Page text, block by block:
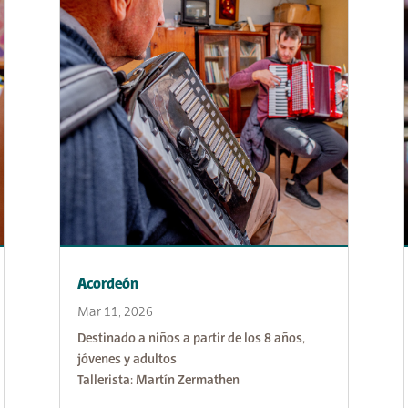
Acordeón
Mar 11, 2026
Destinado a niños a partir de los 8 años,
jóvenes y adultos
Tallerista: Martín Zermathen